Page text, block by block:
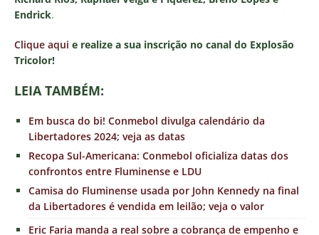
Endrick.
Clique aqui e realize a sua inscrição no canal do Explosão
Tricolor!
LEIA TAMBÉM:
Em busca do bi! Conmebol divulga calendário da
Libertadores 2024; veja as datas
Recopa Sul-Americana: Conmebol oficializa datas dos
confrontos entre Fluminense e LDU
Camisa do Fluminense usada por John Kennedy na final
da Libertadores é vendida em leilão; veja o valor
Eric Faria manda a real sobre a cobrança de empenho e